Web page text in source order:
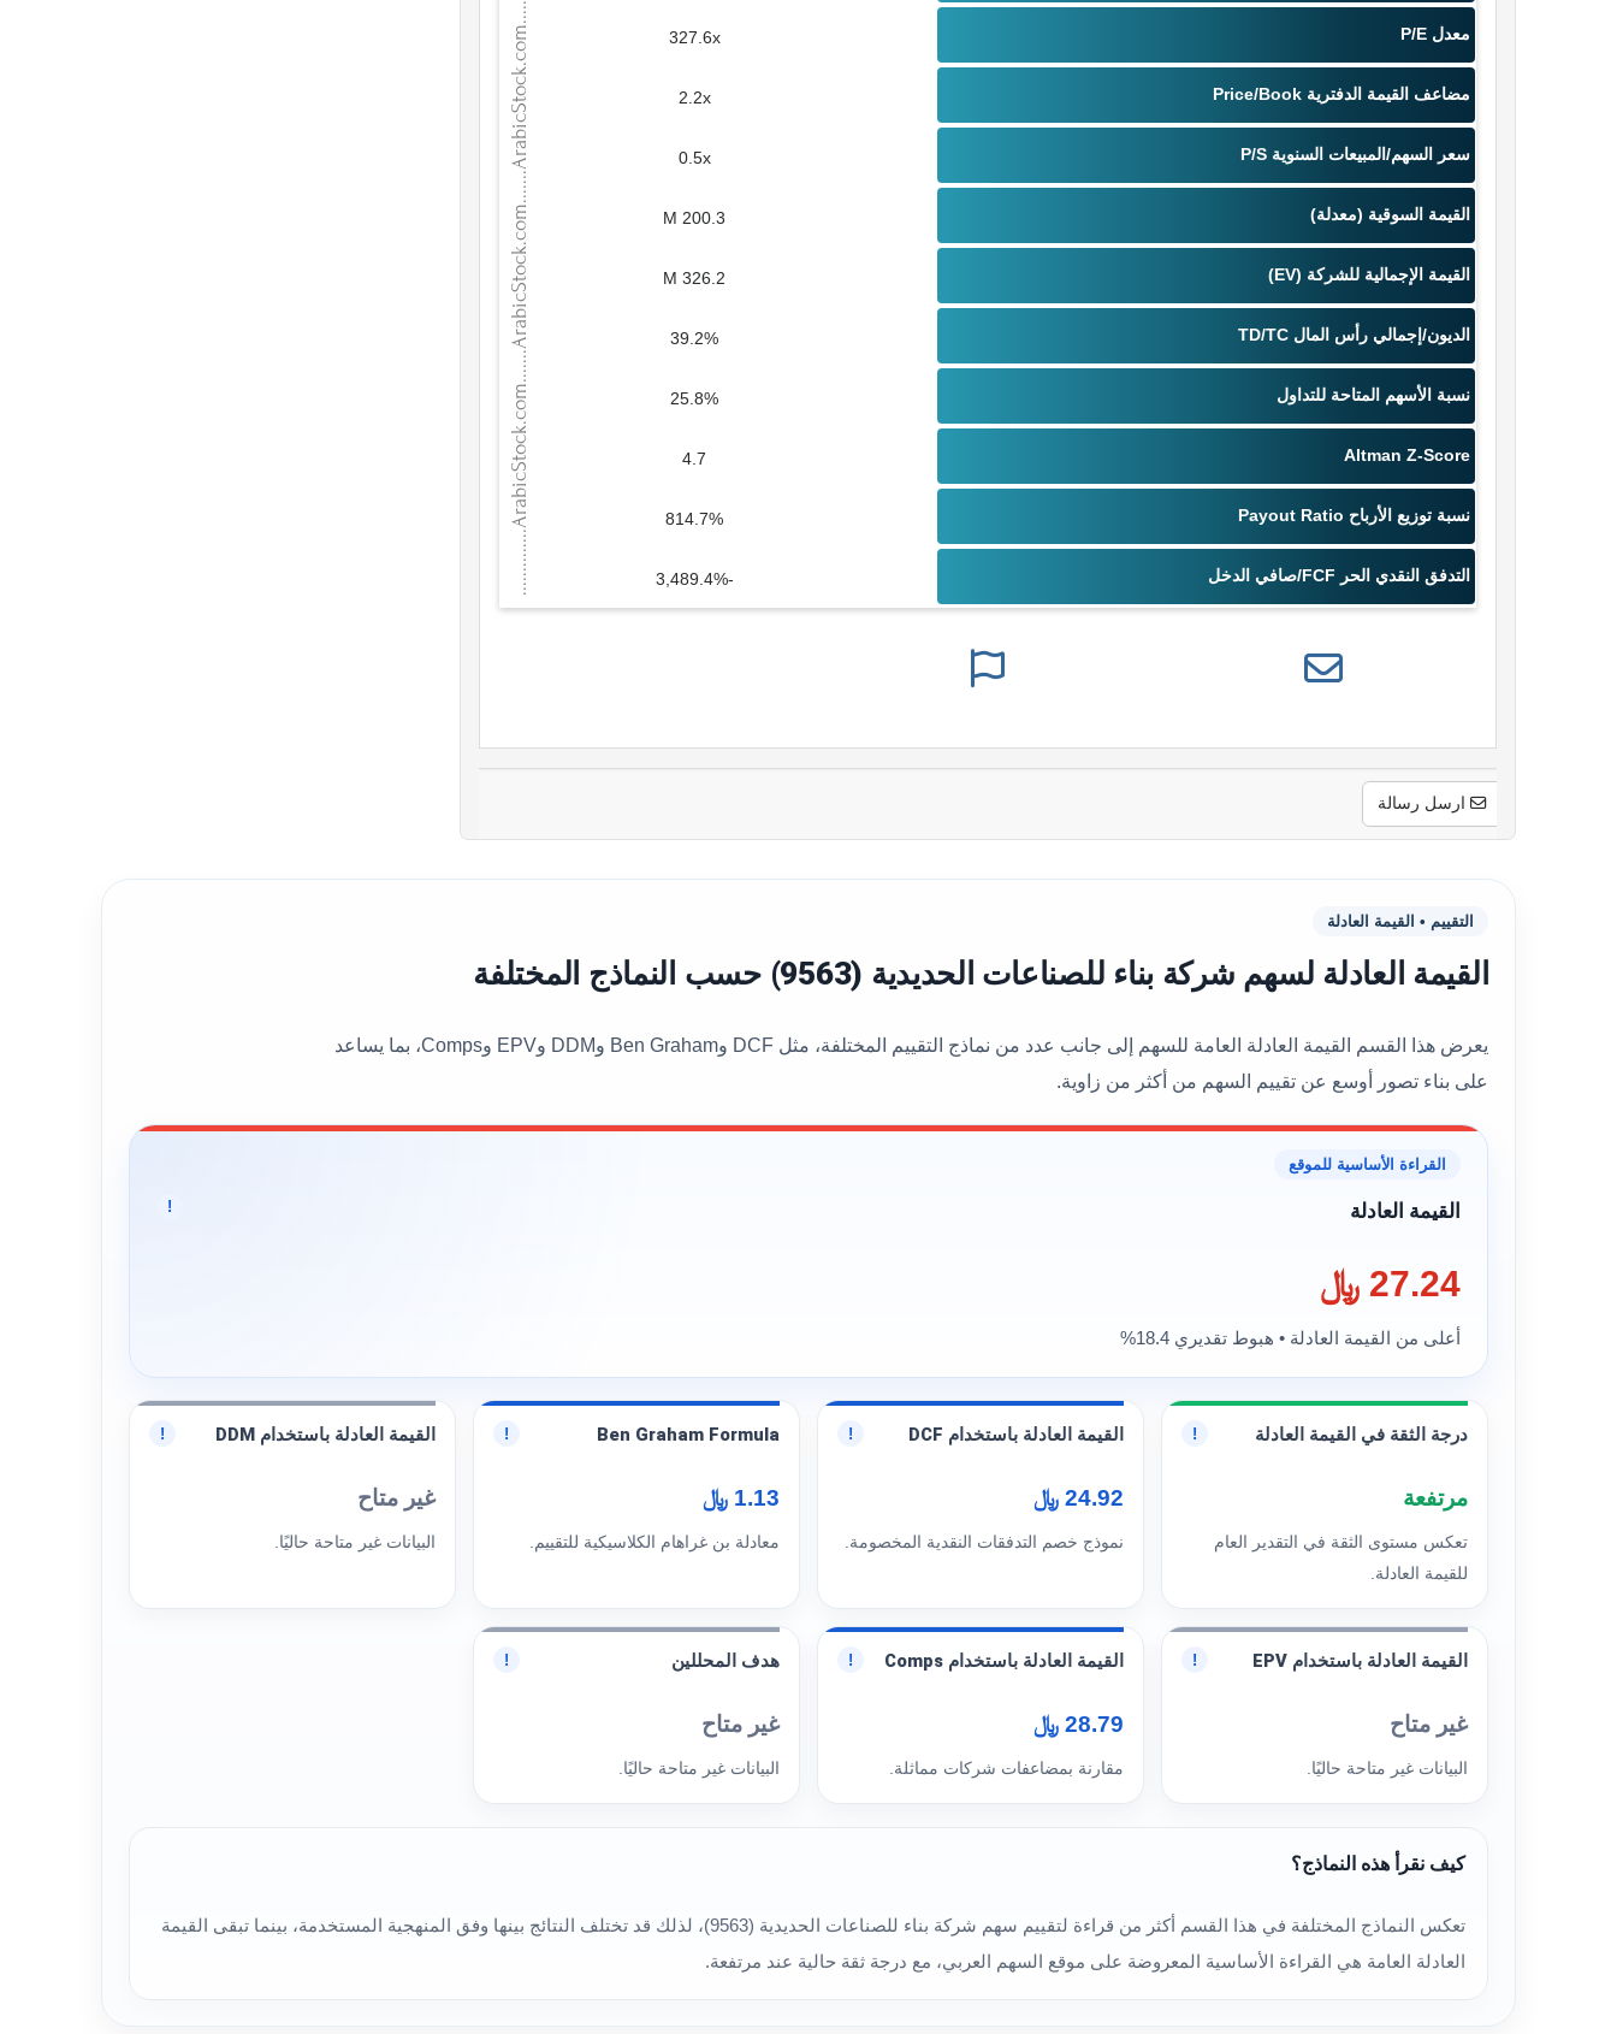
327.6x
2.2x
0.5x
200.3 M
326.2 M
39.2%
25.8%
4.7
814.7%
-3,489.4%
ارسل رسالة
التقييم • القيمة العادلة
القيمة العادلة لسهم شركة بناء للصناعات الحديدية (9563) حسب النماذج المختلفة
يعرض هذا القسم القيمة العادلة العامة للسهم إلى جانب عدد من نماذج التقييم المختلفة، مثل DCF وBen Graham وDDM وEPV وComps، بما يساعد
على بناء تصور أوسع عن تقييم السهم من أكثر من زاوية.
القراءة الأساسية للموقع
القيمة العادلة !
27.24 ﷼
أعلى من القيمة العادلة • هبوط تقديري 18.4%
درجة الثقة في القيمة العادلة !
مرتفعة
تعكس مستوى الثقة في التقدير العام
للقيمة العادلة.
القيمة العادلة باستخدام DCF !
24.92 ﷼
نموذج خصم التدفقات النقدية المخصومة.
Ben Graham Formula
!
1.13 ﷼
معادلة بن غراهام الكلاسيكية للتقييم.
القيمة العادلة باستخدام DDM !
غير متاح
البيانات غير متاحة حاليًا.
القيمة العادلة باستخدام EPV !
غير متاح
البيانات غير متاحة حاليًا.
القيمة العادلة باستخدام Comps !
28.79 ﷼
مقارنة بمضاعفات شركات مماثلة.
هدف المحللين !
غير متاح
البيانات غير متاحة حاليًا.
كيف نقرأ هذه النماذج؟
تعكس النماذج المختلفة في هذا القسم أكثر من قراءة لتقييم سهم شركة بناء للصناعات الحديدية (9563)، لذلك قد تختلف النتائج بينها وفق المنهجية المستخدمة، بينما تبقى القيمة
العادلة العامة هي القراءة الأساسية المعروضة على موقع السهم العربي، مع درجة ثقة حالية عند مرتفعة.